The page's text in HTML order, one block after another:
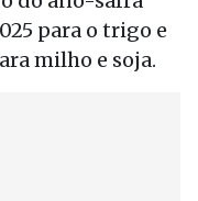
para o trigo e
milho e soja.